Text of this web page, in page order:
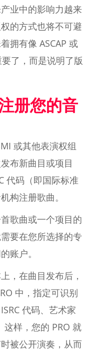
业中的影响力越来
的方式也将不可避
拥有像 ASCAP 或
了，而是说明了版
册您的音
或其他表演权组
布新曲目或项目
代码（即国际标准
构注册歌曲。
歌曲或一个项目的
要在您所选择的专
账户。
，在曲目发布后，
中，指定可识别
代码、艺术家
样，您的 PRO 就
被公开演奏，从而